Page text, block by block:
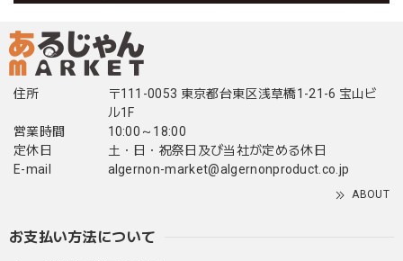
住所
〒111-0053 東京都台東区浅草橋1-21-6 宝山ビ
ル1F
営業時間
10:00～18:00
定休日
土・日・祝祭日及び当社が定める休日
E-mail
algernon-market@algernonproduct.co.jp
ABOUT
お支払い方法について